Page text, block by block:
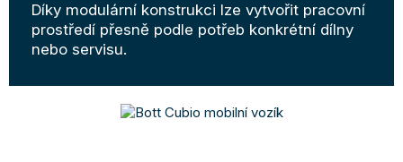
Díky modulární konstrukci lze vytvořit pracovní
prostředí přesně podle potřeb konkrétní dílny
nebo servisu.